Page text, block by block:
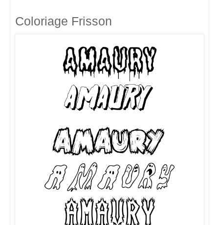
Coloriage Frisson